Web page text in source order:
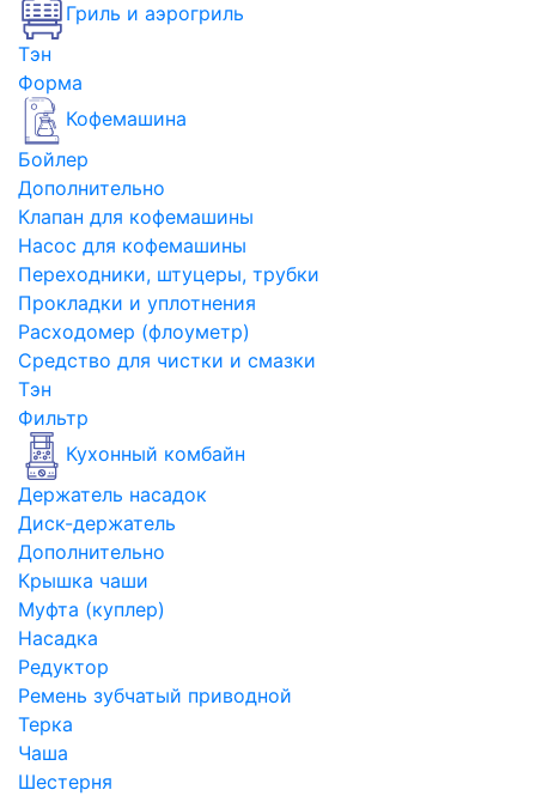
Гриль и аэрогриль
Тэн
Форма
Кофемашина
Бойлер
Дополнительно
Клапан для кофемашины
Насос для кофемашины
Переходники, штуцеры, трубки
Прокладки и уплотнения
Расходомер (флоуметр)
Средство для чистки и смазки
Тэн
Фильтр
Кухонный комбайн
Держатель насадок
Диск-держатель
Дополнительно
Крышка чаши
Муфта (куплер)
Насадка
Редуктор
Ремень зубчатый приводной
Терка
Чаша
Шестерня